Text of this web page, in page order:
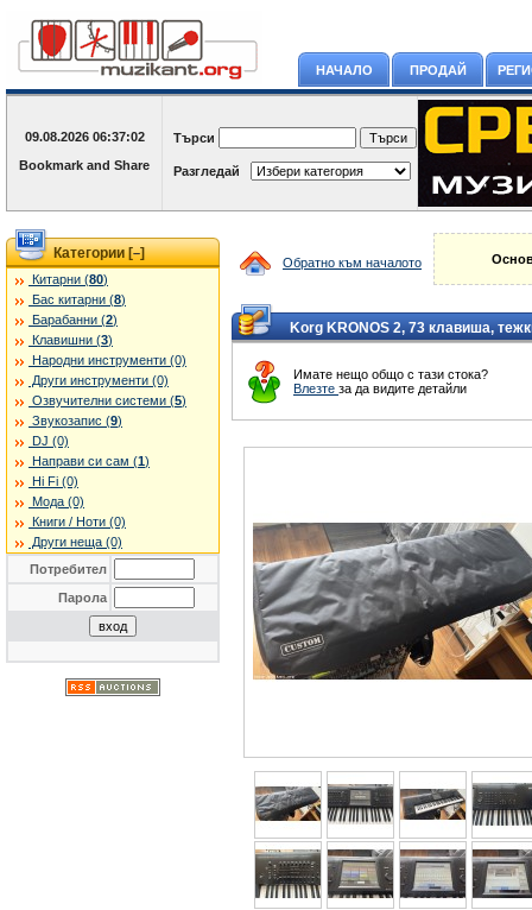
НАЧАЛО ПРОДАЙ
09.08.2026 06:37:02 Търси
Разгледай
Категории [–]
Китарни (80)
Бас китарни (8)
Барабанни (2)
Клавишни (3)
Народни инструменти (0)
Други инструменти (0)
Озвучителни системи (5)
Звукозапис (9)
DJ (0)
Направи си сам (1)
Hi Fi (0)
Мода (0)
Книги / Ноти (0)
Други неща (0)
Потребител
Парола
Обратно към началото
Korg KRONOS 2, 73 клавиша,
Имате нещо общо с тази стока?
Влезте за да видите детайли